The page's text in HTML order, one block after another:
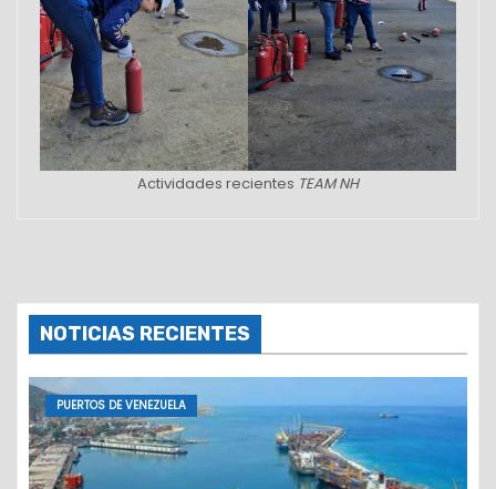
Actividades recientes TEAM NH
NOTICIAS RECIENTES
PUERTOS DE VENEZUELA